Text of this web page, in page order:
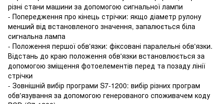
різні стани машини за допомогою сигнальної лампи
- Попередження про кінець стрічки: якщо діаметр рулону
менший від встановленого значення, запалюється біла
сигнальна лампа
- Положення першої обв'язки: фіксовані паралельні обв'язки.
Відстань до краю положення обв'язки встановлюється за
допомогою зміщення фотоелементів перед та позаду лінії
стрічки
- Зовнішній вибір програми S7-1200: вибір різних програм
обв'язування за допомогою генерованого споживачем коду